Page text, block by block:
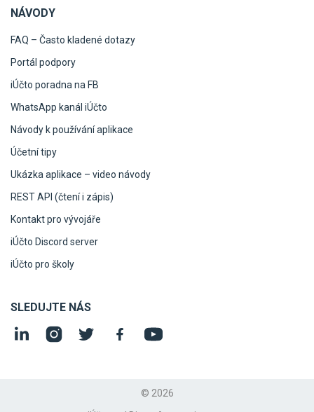
NÁVODY
FAQ – Často kladené dotazy
Portál podpory
iÚčto poradna na FB
WhatsApp kanál iÚčto
Návody k používání aplikace
Účetní tipy
Ukázka aplikace – video návody
REST API (čtení i zápis)
Kontakt pro vývojáře
iÚčto Discord server
iÚčto pro školy
SLEDUJTE NÁS
© 2026